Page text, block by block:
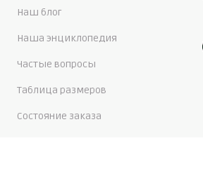
Наш блог
Наша энциклопедия
Частые вопросы
Таблица размеров
Состояние заказа